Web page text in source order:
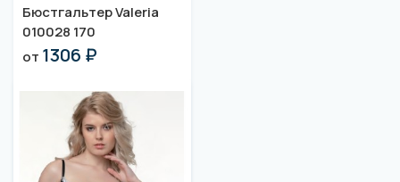
Бюстгальтер Valeria
010028 170
от 1306 ₽